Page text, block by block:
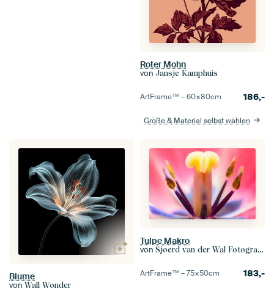
Roter Mohn
von Jansje Kamphuis
ArtFrame™ –60×80cm 186,-
Größe & Material selbst wählen
Blume
von Wall Wonder
Tulpe Makro
von Sjoerd van der Wal Fotografie
ArtFrame™ –75×50cm 183,-